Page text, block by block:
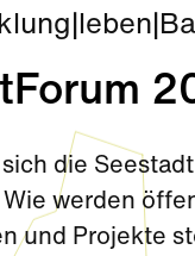
leben
die
werden
und Projekte